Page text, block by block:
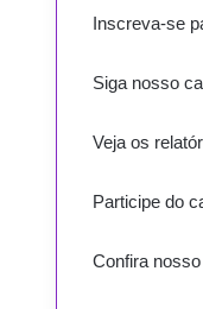
Inscreva-se
Siga nosso
Veja os
Participe do
Confira